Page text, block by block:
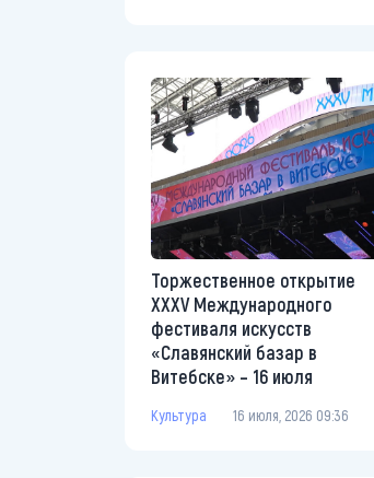
Торжественное открытие
XXXV Международного
фестиваля искусств
«Славянский базар в
Витебске» – 16 июля
Культура 16 июля, 2026 09:36